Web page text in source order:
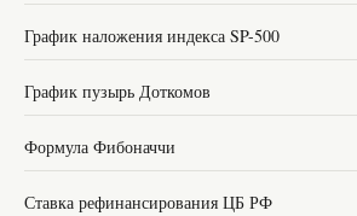
График наложения индекса SP-500
График пузырь Доткомов
Формула Фибоначчи
Ставка рефинансирования ЦБ РФ